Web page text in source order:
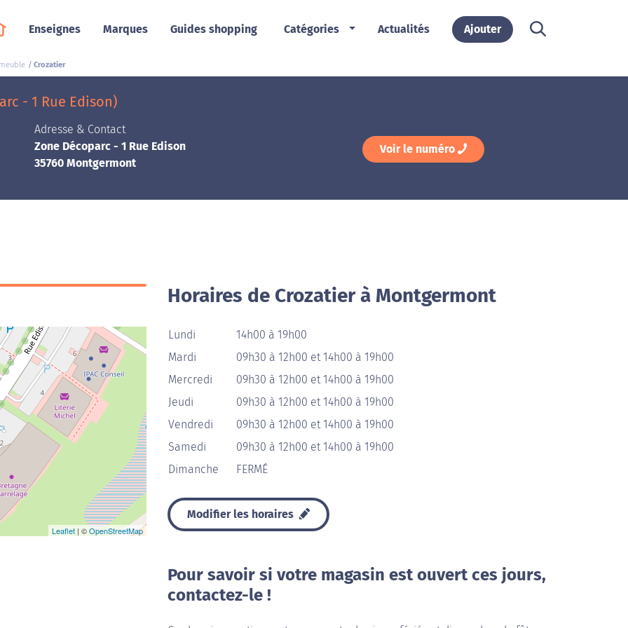
Enseignes Marques Guides shopping Catégories Actualités Ajouter
Crozatier
- 1 Rue Edison)
Adresse & Contact
Zone Décoparc - 1 Rue Edison
35760 Montgermont
Voir le numéro
Leaflet | ©OpenStreetMap
Horaires de Crozatier à Montgermont
Lundi
14h00 à 19h00
Mardi
09h30 à 12h00 et 14h00 à 19h00
Mercredi
09h30 à 12h00 et 14h00 à 19h00
Jeudi
09h30 à 12h00 et 14h00 à 19h00
Vendredi
09h30 à 12h00 et 14h00 à 19h00
Samedi
09h30 à 12h00 et 14h00 à 19h00
Dimanche
FERMÉ
Modifier les horaires
Pour savoir si votre magasin est ouvert ces jours,
contactez-le !